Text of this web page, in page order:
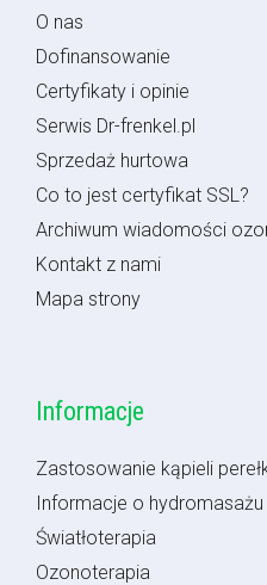
O nas
Dofinansowanie
Certyfikaty i opinie
Serwis Dr-frenkel.pl
Sprzedaż hurtowa
Co to jest certyfikat SSL?
Archiwum wiadomości
Kontakt z nami
Mapa strony
Informacje
Zastosowanie kąpieli
Informacje o hydromasażu
Światłoterapia
Ozonoterapia